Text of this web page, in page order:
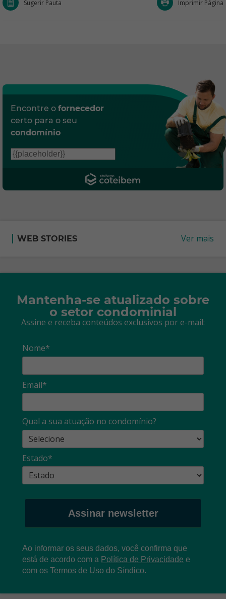
Sugerir Pauta Imprimir Página
Encontre o fornecedor
certo para o seu
condomínio
WEB STORIES Ver mais
Mantenha-se atualizado sobre
o setor condominial
Assine e receba conteúdos exclusivos por e-mail:
Nome*
Email*
Qual a sua atuação no condomínio?
Estado*
Assinar newsletter
Ao informar os seus dados, você confirma que
está de acordo com a Política de Privacidade e
com os Termos de Uso do Síndico.